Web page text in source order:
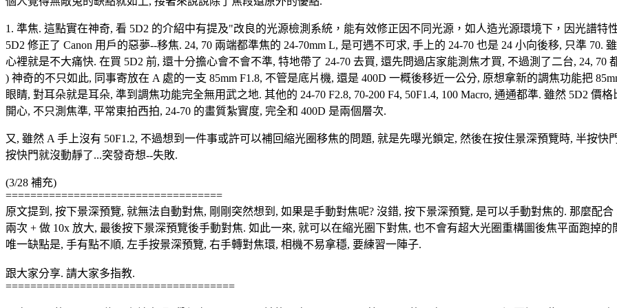
1. 準焦. 這點實在神奇, 看 5D2 的介紹中有提及"改良的光源檢測系統，能有效修正因不同光源，如人造光源環境下，因光譜
5D2 修正了 Canon 用戶的惡夢--移焦. 24, 70 兩端都準焦的 24-70mm L, 是可遇不可求, 手上的 24-70 也是 24 小向後移, 只準
心裡就是不大痛快. 在買 5D2 前, 還十分擔心會不會不準, 特地帶了 24-70 去買, 還先問過店家能測焦才買, 不過測了二台, 24, 70
) 神奇的不只如此, 同事寄放在 A 處的一支 85mm F1.8, 不管是底片機, 還是 400D 一概後移近一公分, 原想拿新的調焦功能把
眼睛, 對耳朵就是耳朵, 準到調焦功能完全無用武之地. 其他的 24-70 F2.8, 70-200 F4, 50F1.4, 100 Macro, 通通都準. 雖然 5D2
開心, 不只測焦準, 平常東拍西拍, 24-70 的畫質紮實度, 完全和 400D 是兩個層次.
又, 雖然 A 手上沒有 50F1.2, 不過想到一件事或許可以補回縮光圈移焦的問題, 就是先曝光鎖定, 然後在按住景深預覽時, 半按
按快門就沒動靜了...突發奇想--失敗.
(3/28 補充)
===================================
原文提到, 按下景深預覽, 就無法自動對焦, 剛剛突然想到, 如果是手動對焦呢? 沒錯, 按下景深預覽, 是可以手動對焦的. 那麼配
兩次 + 做 10x 放大, 最後按下景深預覽後手動對焦. 如此一來, 就可以在縮光圈下對焦, 也不會有超大光圈重構圖後焦平面跑掉的
唯一缺點是, 手有點不順, 左手按景深預覽, 右手轉對焦環, 相機不易拿穩, 要練習一陣子.
跟大家分享. 請大家多指教.
=====================================